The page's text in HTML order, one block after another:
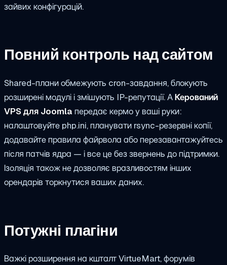
зайвих конфігурацій.
Повний контроль над сайтом
Shared-плани обмежують cron-завдання, блокують
розширені модулі і змішують IP-репутації. АКерований
VPS для Joomla передає кермо у ваші руки:
налаштовуйте php.ini, планувати rsync-резервні копії,
додавайте правила файрвола або перезавантажуйтесь
після патчів ядра — і все це без звернень до підтримки.
Ізоляція також не дозволяє вразливостям інших
орендарів торкнутися ваших даних.
Потужні плагіни
Важкі розширення на кшталт VirtueMart, форумів